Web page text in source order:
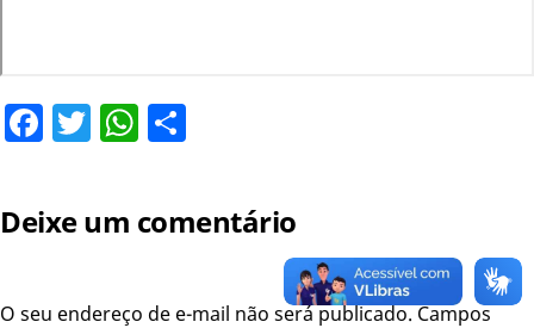
Facebook
TwitterWhatsApp
Deixe um comentário
O seu endereço de e-mail não será publicado.Campos